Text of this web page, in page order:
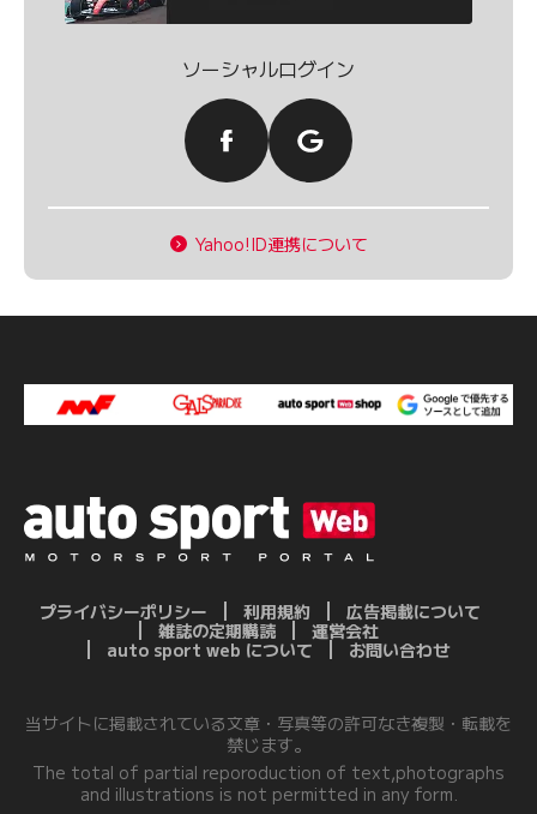
ソーシャルログイン
Yahoo!ID連携について
プライバシーポリシー 利用規約
広告掲載について
雑誌の定期購読
運営会社
auto sport web について
お問い合わせ
当サイトに掲載されている文章・写真等の許可なき複製・転載を
禁じます。
The total of partial reporoduction of text,photographs
and illustrations is not permitted in any form.